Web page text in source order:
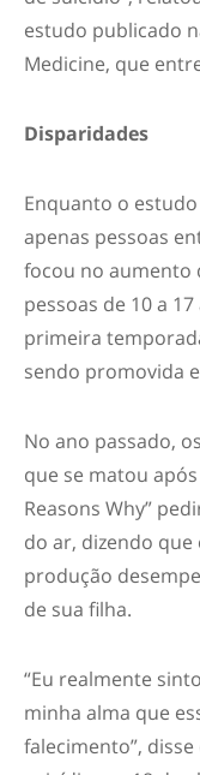
estudo publicado
Medicine, que
Disparidades
Enquanto o
apenas pessoas
focou no aumento
pessoas de 10 a
primeira
sendo promovida
No ano passado,
que se matou
Reasons Why”
do ar, dizendo que
produção
de sua filha.
“Eu realmente
minha alma que
falecimento”,